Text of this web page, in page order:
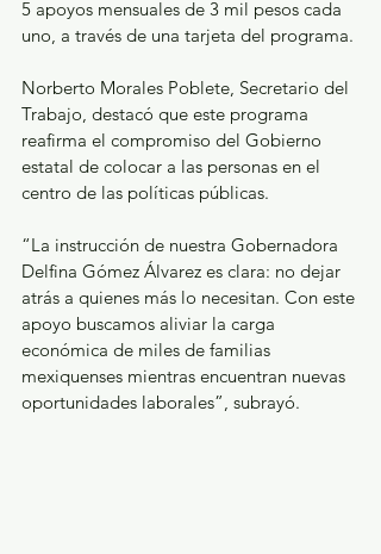
5 apoyos mensuales de 3 mil pesos cada
uno, a través de una tarjeta del programa.
Norberto Morales Poblete, Secretario del
Trabajo, destacó que este programa
reafirma el compromiso del Gobierno
estatal de colocar a las personas en el
centro de las políticas públicas.
“La instrucción de nuestra Gobernadora
Delfina Gómez Álvarez es clara: no dejar
atrás a quienes más lo necesitan. Con este
apoyo buscamos aliviar la carga
económica de miles de familias
mexiquenses mientras encuentran nuevas
oportunidades laborales”, subrayó.